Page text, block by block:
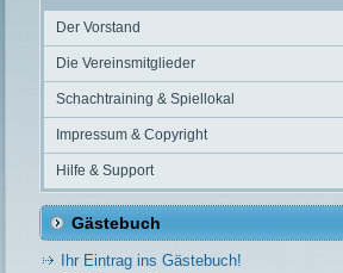
Der Vorstand
Die Vereinsmitglieder
Schachtraining & Spiellokal
Impressum & Copyright
Hilfe & Support
Gästebuch
Ihr Eintrag ins Gästebuch!